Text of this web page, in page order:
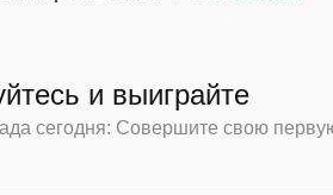
и выиграйте
сегодня: Совершите свою